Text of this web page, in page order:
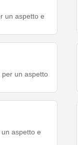
un aspetto e
per un aspetto
aspetto e